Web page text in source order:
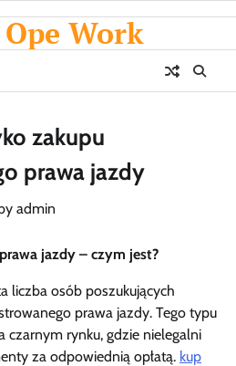
Work
zakupu
prawa jazdy
admin
jazdy – czym jest?
liczba osób poszukujących
prawa jazdy. Tego typu
czarnym rynku, gdzie nielegalni
za odpowiednią opłatą. kup